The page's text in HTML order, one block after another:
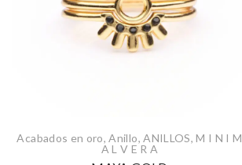
Acabados en oro,Anillo,ANILLOS,M I N I M
A L V E R A